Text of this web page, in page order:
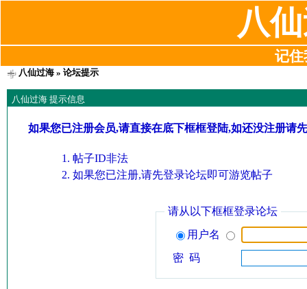
八
记住
八仙过海» 论坛提示
八仙过海 提示信息
如果您已注册会员,请直接在底下框框登陆,如还没注册请
帖子ID非法
如果您已注册,请先登录论坛即可游览帖子
请从以下框框登录论坛
用户名
密 码